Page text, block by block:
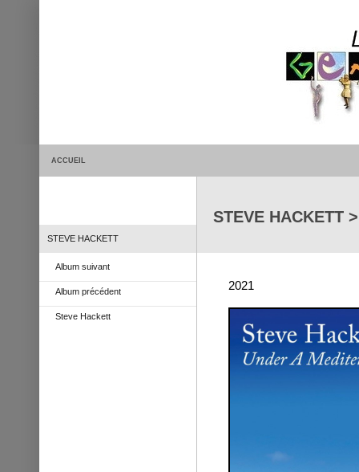
ACCUEIL
STEVE HACKETT
Album suivant
Album précédent
Steve Hackett
STEVE HACKETT >
2021